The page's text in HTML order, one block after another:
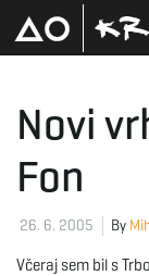
Novi
Fon
26. 6. 2005 By
Včeraj sem bil s